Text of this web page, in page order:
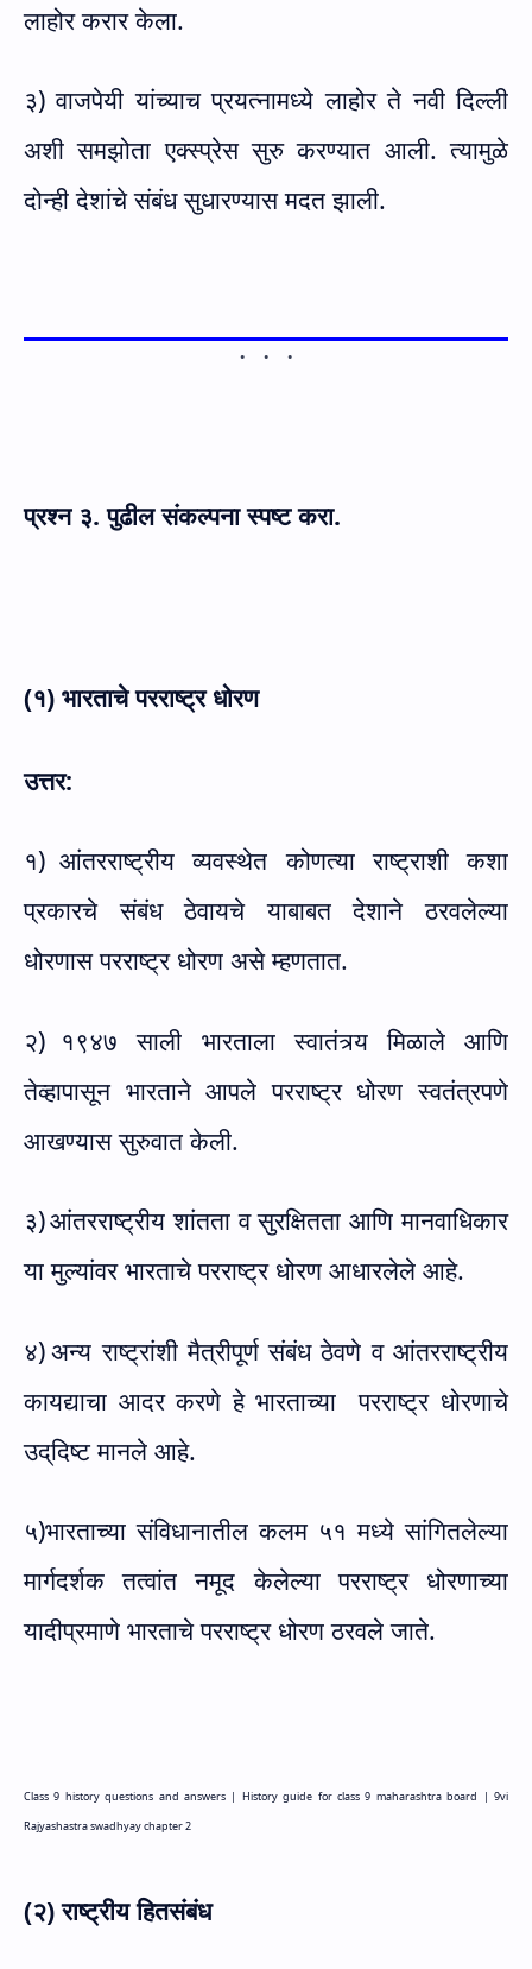
लाहोर करार केला.
३) वाजपेयी यांच्याच प्रयत्नामध्ये लाहोर ते नवी दिल्ली
अशी समझोता एक्स्प्रेस सुरु करण्यात आली. त्यामुळे
दोन्ही देशांचे संबंध सुधारण्यास मदत झाली.
प्रश्न ३. पुढील संकल्पना स्पष्ट करा.
(१) भारताचे परराष्ट्र धोरण
उत्तर:
१) आंतरराष्ट्रीय व्यवस्थेत कोणत्या राष्ट्राशी कशा
प्रकारचे संबंध ठेवायचे याबाबत देशाने ठरवलेल्या
धोरणास परराष्ट्र धोरण असे म्हणतात.
२) १९४७ साली भारताला स्वातंत्र्य मिळाले आणि
तेव्हापासून भारताने आपले परराष्ट्र धोरण स्वतंत्रपणे
आखण्यास सुरुवात केली.
३)आंतरराष्ट्रीय शांतता व सुरक्षितता आणि मानवाधिकार
या मुल्यांवर भारताचे परराष्ट्र धोरण आधारलेले आहे.
४)अन्य राष्ट्रांशी मैत्रीपूर्ण संबंध ठेवणे व आंतरराष्ट्रीय
कायद्याचा आदर करणे हे भारताच्या
परराष्ट्र धोरणाचे
उद्‌दिष्ट मानले आहे.
५)भारताच्या संविधानातील कलम ५१ मध्ये सांगितलेल्या
मार्गदर्शक तत्वांत नमूद केलेल्या परराष्ट्र धोरणाच्या
यादीप्रमाणे भारताचे परराष्ट्र धोरण ठरवले जाते.
Class 9 history questions and answers | History guide for class 9 maharashtra board |9vi
Rajyashastra swadhyay chapter 2
(२) राष्ट्रीय हितसंबंध